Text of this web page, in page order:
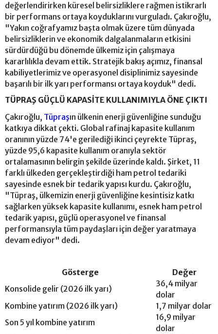
değerlendirirken küresel belirsizliklere rağmen istikrarlı
bir performans ortaya koyduklarını vurguladı. Çakıroğlu,
"Yakın coğrafyamız başta olmak üzere tüm dünyada
belirsizliklerin ve ekonomik dalgalanmaların etkisini
sürdürdüğü bu dönemde ülkemiz için çalışmaya
kararlılıkla devam ettik. Stratejik bakış açımız, finansal
kabiliyetlerimiz ve operasyonel disiplinimiz sayesinde
başarılı bir ilk yarı performansı ortaya koyduk" dedi.
TÜPRAŞ GÜÇLÜ KAPASİTE KULLANIMIYLA ÖNE ÇIKTI
Çakıroğlu, Tüpraşın ülkenin enerji güvenliğine sunduğu
katkıya dikkat çekti. Global rafinaj kapasite kullanım
oranının yüzde 74'e gerilediği ikinci çeyrekte Tüpraş,
yüzde 95,6 kapasite kullanım oranıyla sektör
ortalamasının belirgin şekilde üzerinde kaldı. Şirket, 11
farklı ülkeden gerçekleştirdiği ham petrol tedariki
sayesinde esnek bir tedarik yapısı kurdu. Çakıroğlu,
"Tüpraş, ülkemizin enerji güvenliğine kesintisiz katkı
sağlarken yüksek kapasite kullanımı, esnek ham petrol
tedarik yapısı, güçlü operasyonel ve finansal
performansıyla tüm paydaşları için değer yaratmaya
devam ediyor" dedi.
Gösterge
Değer
Konsolide gelir (2026 ilk yarı)
36,4 milyar
dolar
Kombine yatırım (2026 ilk yarı)
1,7 milyar dolar
Son 5 yıl kombine yatırım
16,9 milyar
dolar